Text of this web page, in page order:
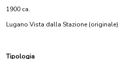
1900 ca.
Lugano Vista dalla Stazione (originale)
Tipologia